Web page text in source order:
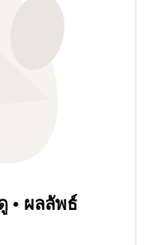
• ผลลัพธ์